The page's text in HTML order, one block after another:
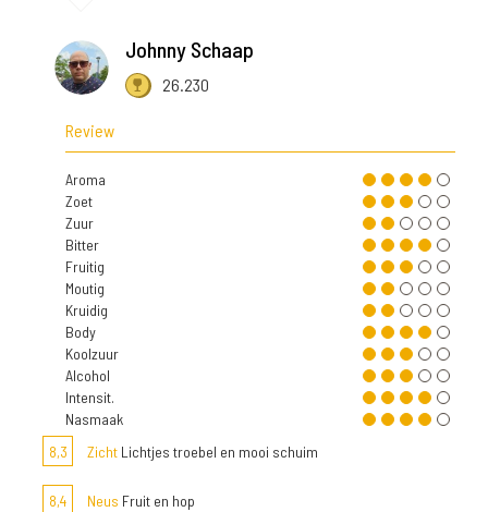
Johnny Schaap
26.230
Review
Aroma
Zoet
Zuur
Bitter
Fruitig
Moutig
Kruidig
Body
Koolzuur
Alcohol
Intensit.
Nasmaak
8,3
Zicht Lichtjes troebel en mooi schuim
8,4 Neus Fruit en hop